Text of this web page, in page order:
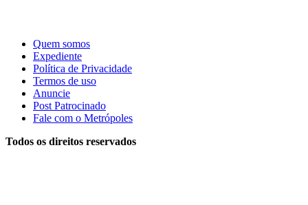
Quem somos
Expediente
Política de Privacidade
Termos de uso
Anuncie
Post Patrocinado
Fale com o Metrópoles
Todos os direitos reservados